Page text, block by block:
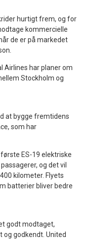
hurtigt frem, og for
kommercielle
de er på markedet
Airlines har planer om
Stockholm og
at bygge fremtidens
som har
ES-19 elektriske
og det vil
kilometer. Flyets
batterier bliver bedre
godt modtaget,
godkendt. United